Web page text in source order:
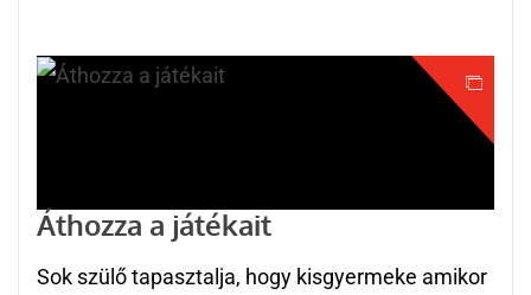
Áthozza a játékait
Sok szülő tapasztalja, hogy kisgyermeke amikor